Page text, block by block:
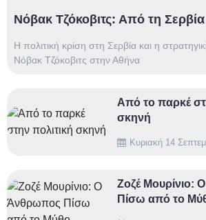
Νόβακ Τζόκοβιτς: Από τη
Η πολιτική κρίση στη Σερβία και η
Νόβακ Τζόκοβιτς στην Αθήνα
Κυριακή 14
Από το παρκέ
σκηνή
Ζοζέ Μουρίνιο:
Πίσω από το